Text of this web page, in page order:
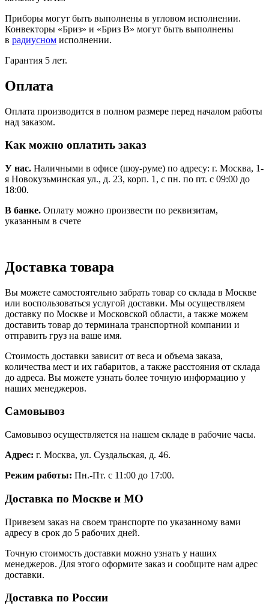
Приборы могут быть выполнены в угловом исполнении.
Конвекторы «Бриз» и «Бриз В» могут быть выполнены
в радиусном исполнении.
Гарантия 5 лет.
Оплата
Оплата производится в полном размере перед началом работы
над заказом.
Как можно оплатить заказ
У нас. Наличными в офисе (шоу-руме) по адресу: г. Москва, 1-
я Новокузьминская ул., д. 23, корп. 1, с пн. по пт. с 09:00 до
18:00.
В банке. Оплату можно произвести по реквизитам,
указанным в счете
Доставка товара
Вы можете самостоятельно забрать товар со склада в Москве
или воспользоваться услугой доставки. Мы осуществляем
доставку по Москве и Московской области, а также можем
доставить товар до терминала транспортной компании и
отправить груз на ваше имя.
Стоимость доставки зависит от веса и объема заказа,
количества мест и их габаритов, а также расстояния от склада
до адреса. Вы можете узнать более точную информацию у
наших менеджеров.
Самовывоз
Самовывоз осуществляется на нашем складе в рабочие часы.
Адрес: г. Москва, ул. Суздальская, д. 46.
Режим работы: Пн.-Пт. с 11:00 до 17:00.
Доставка по Москве и МО
Привезем заказ на своем транспорте по указанному вами
адресу в срок до 5 рабочих дней.
Точную стоимость доставки можно узнать у наших
менеджеров. Для этого оформите заказ и сообщите нам адрес
доставки.
Доставка по России